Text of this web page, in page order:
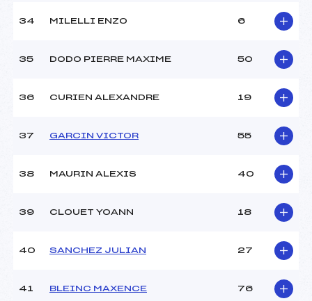
34 MILELLI ENZO 6
35 DODO PIERRE MAXIME 50
36 CURIEN ALEXANDRE 19
37 GARCIN VICTOR 55
38 MAURIN ALEXIS 40
39 CLOUET YOANN 18
40 SANCHEZ JULIAN 27
41 BLEINC MAXENCE 76